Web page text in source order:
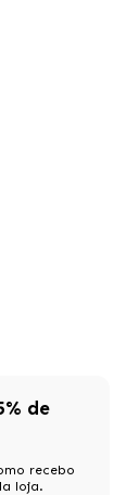
de
recebo
loja.